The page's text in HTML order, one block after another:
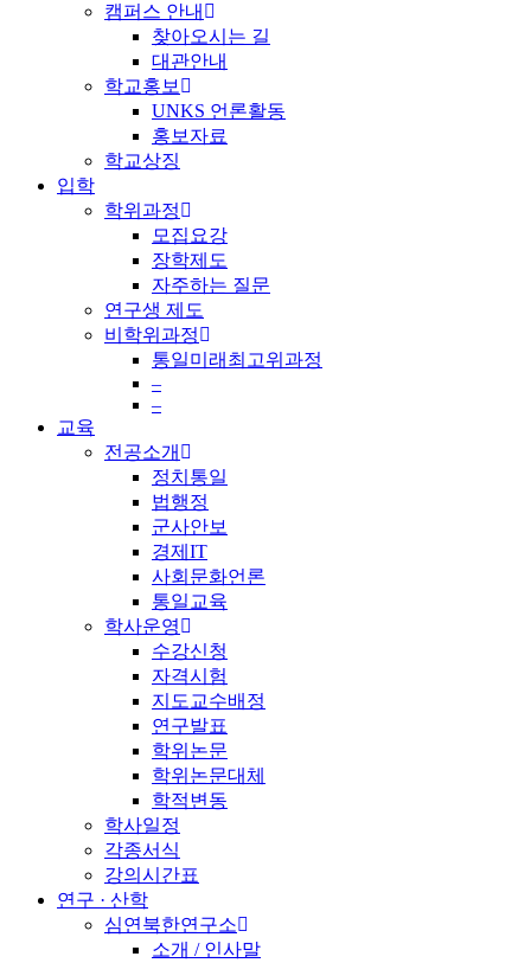
캠퍼스 안내
찾아오시는 길
대관안내
학교홍보
UNKS 언론활동
홍보자료
학교상징
입학
학위과정
모집요강
장학제도
자주하는 질문
연구생 제도
비학위과정
통일미래최고위과정
–
–
교육
전공소개
정치통일
법행정
군사안보
경제IT
사회문화언론
통일교육
학사운영
수강신청
자격시험
지도교수배정
연구발표
학위논문
학위논문대체
학적변동
학사일정
각종서식
강의시간표
연구 · 산학
심연북한연구소
소개 / 인사말